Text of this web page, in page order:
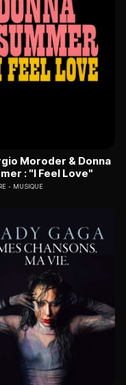
Moroder & Donna
: "I Feel Love"
MUSIQUE